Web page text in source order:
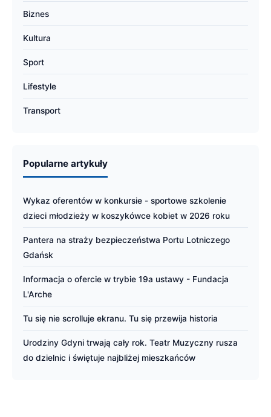
Biznes
Kultura
Sport
Lifestyle
Transport
Popularne artykuły
Wykaz oferentów w konkursie - sportowe szkolenie
dzieci młodzieży w koszykówce kobiet w 2026 roku
Pantera na straży bezpieczeństwa Portu Lotniczego
Gdańsk
Informacja o ofercie w trybie 19a ustawy - Fundacja
L'Arche
Tu się nie scrolluje ekranu. Tu się przewija historia
Urodziny Gdyni trwają cały rok. Teatr Muzyczny rusza
do dzielnic i świętuje najbliżej mieszkańców